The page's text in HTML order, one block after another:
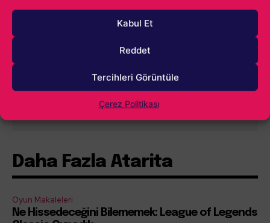
Kabul Et
Reddet
Tercihleri Görüntüle
Çerez Politikası
Göster
Daha Fazla Atarita
Oyun Makaleleri
Ne Hissedeceğini Bilememek: League of Legends